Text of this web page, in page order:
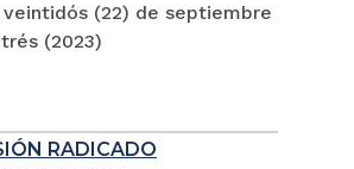
(22) de septiembre
(2023)
RADICADO